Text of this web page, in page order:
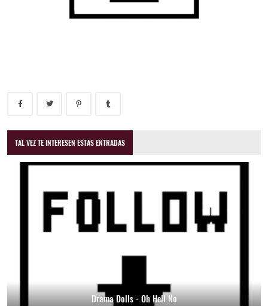
TAL VEZ TE INTERESEN ESTAS ENTRADAS
Drama Dolls - Oh Hell No